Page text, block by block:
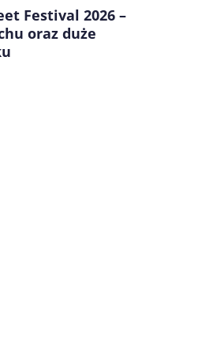
Festival 2026 –
oraz duże